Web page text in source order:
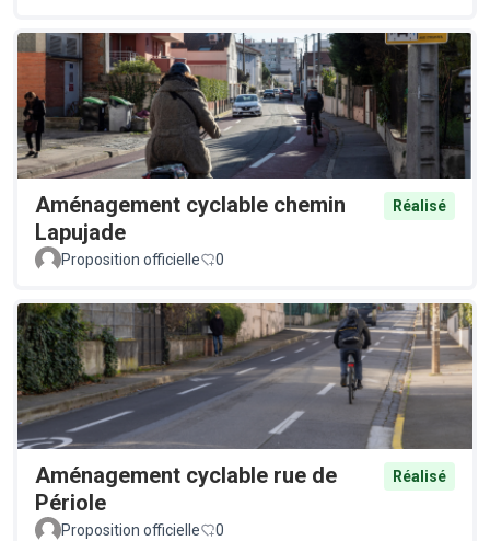
Aménagement cyclable chemin
Lapujade
Réalisé
Proposition officielle 0
Aménagement cyclable rue de
Périole
Réalisé
Proposition officielle 0